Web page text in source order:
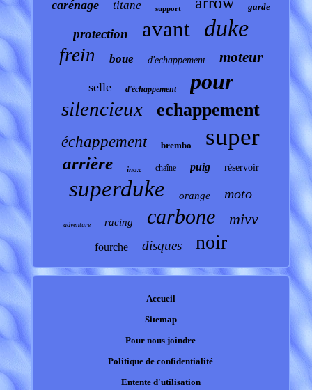
carénage titane support garde
protection avant duke
frein boue d'echappement moteur
selle d'échappement pour
silencieux echappement
échappement brembo super
arrière inox chaîne puig réservoir
superduke orange moto
adventure racing carbone mivv
fourche disques noir
Accueil
Sitemap
Pour nous joindre
Politique de confidentialité
Entente d'utilisation